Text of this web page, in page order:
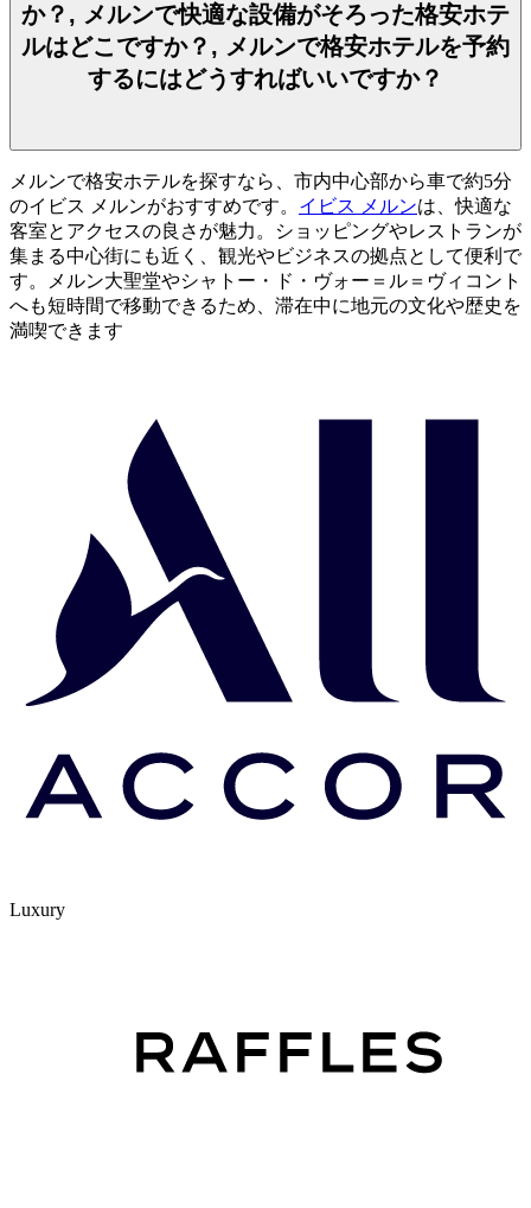
か？, メルンで快適な設備がそろった格安ホテ
ルはどこですか？, メルンで格安ホテルを予約
するにはどうすればいいですか？
メルンで格安ホテルを探すなら、市内中心部から車で約5分
のイビス メルンがおすすめです。 イビス メルンは、快適な
客室とアクセスの良さが魅力。ショッピングやレストランが
集まる中心街にも近く、観光やビジネスの拠点として便利で
す。メルン大聖堂やシャトー・ド・ヴォー＝ル＝ヴィコント
へも短時間で移動できるため、滞在中に地元の文化や歴史を
満喫できます
Luxury